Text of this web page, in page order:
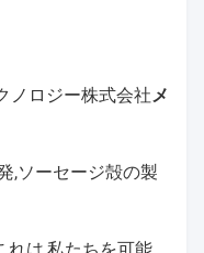
ノロジー株式会社 メ
,ソーセージ殻の製
れは,私たちを可能